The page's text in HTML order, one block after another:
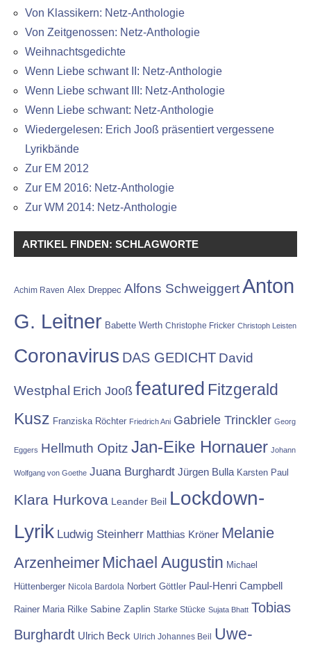
Von Klassikern: Netz-Anthologie
Von Zeitgenossen: Netz-Anthologie
Weihnachtsgedichte
Wenn Liebe schwant II: Netz-Anthologie
Wenn Liebe schwant III: Netz-Anthologie
Wenn Liebe schwant: Netz-Anthologie
Wiedergelesen: Erich Jooß präsentiert vergessene
Lyrikbände
Zur EM 2012
Zur EM 2016: Netz-Anthologie
Zur WM 2014: Netz-Anthologie
ARTIKEL FINDEN: SCHLAGWORTE
Achim Raven Alex Dreppec Alfons SchweiggertAnton
G. Leitner Babette Werth Christophe Fricker Christoph Leisten
Coronavirus DAS GEDICHT David
Westphal Erich Jooß featured Fitzgerald
Kusz Franziska Röchter Friedrich Ani Gabriele Trinckler Georg
Eggers Hellmuth Opitz Jan-Eike Hornauer Johann
Wolfgang von Goethe Juana Burghardt Jürgen Bulla Karsten Paul
Klara Hurkova Leander Beil Lockdown-
Lyrik Ludwig Steinherr Matthias Kröner Melanie
Arzenheimer Michael Augustin Michael
Hüttenberger Nicola Bardola Norbert Göttler Paul-Henri Campbell
Rainer Maria Rilke Sabine Zaplin Starke Stücke Sujata Bhatt Tobias
Burghardt Ulrich Beck Ulrich Johannes Beil Uwe-